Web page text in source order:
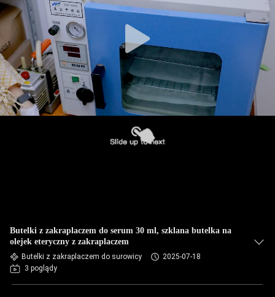
Butelki z zakraplaczem do serum 30 ml, szklana butelka na
olejek eteryczny z zakraplaczem
Butelki z zakraplaczem do surowicy
2025-07-18
3 poglądy